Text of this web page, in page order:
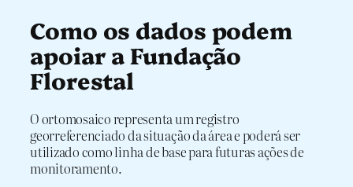
Como os dados podem
apoiar a Fundação
Florestal
O ortomosaico representa um registro
georreferenciado da situação da área e poderá ser
utilizado como linha de base para futuras ações de
monitoramento.